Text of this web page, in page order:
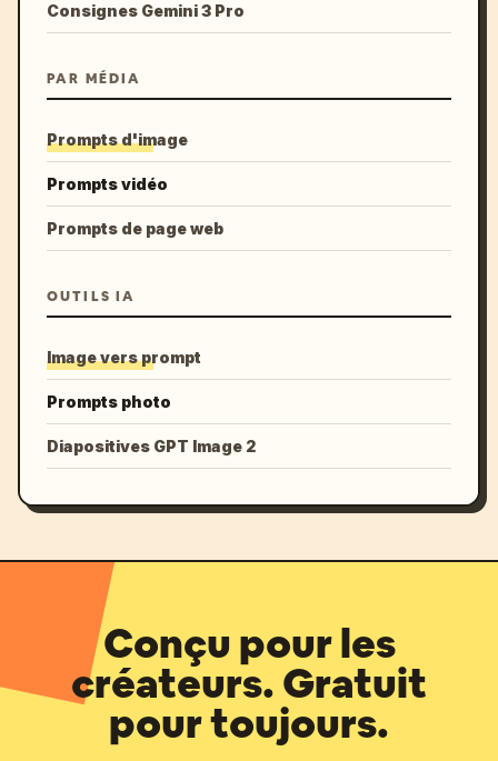
Consignes Gemini 3 Pro
PAR MÉDIA
Prompts d'image
Prompts vidéo
Prompts de page web
OUTILS IA
Image vers prompt
Prompts photo
Diapositives GPT Image 2
Conçu pour les
créateurs. Gratuit
pour toujours.